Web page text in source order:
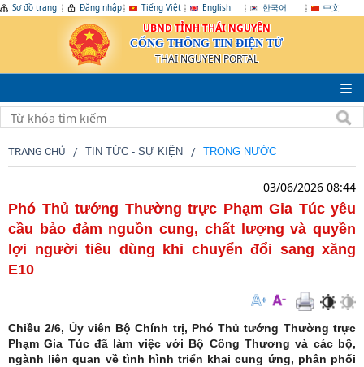
Sơ đồ trang Đăng nhập Tiếng Việt English 한국어 中文
UBND TỈNH THÁI NGUYÊN
CỔNG THÔNG TIN ĐIỆN TỬ
THAI NGUYEN PORTAL
TRANG CHỦ TIN TỨC - SỰ KIỆN TRONG NƯỚC
03/06/2026 08:44
Phó Thủ tướng Thường trực Phạm Gia Túc yêu
cầu bảo đảm nguồn cung, chất lượng và quyền
lợi người tiêu dùng khi chuyển đổi sang xăng
E10
Chiều 2/6, Ủy viên Bộ Chính trị, Phó Thủ tướng Thường trực
Phạm Gia Túc đã làm việc với Bộ Công Thương và các bộ,
ngành liên quan về tình hình triển khai cung ứng, phân phối